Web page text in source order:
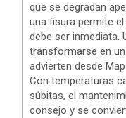
que se degradan
una fisura permite
debe ser inmediata.
transformarse en
advierten desde
Con temperaturas
súbitas, el
consejo y se